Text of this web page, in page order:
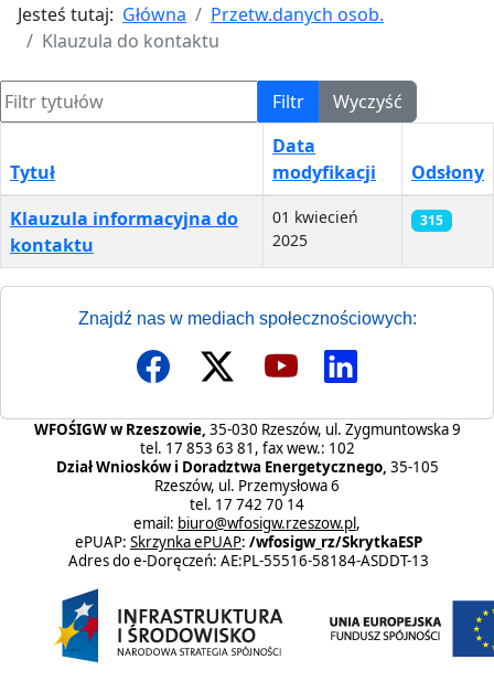
Jesteś tutaj: Główna
Przetw.danych osob.
Klauzula do kontaktu
Filtr tytułów Filtr Wyczyść
Spis artykułów
Tytuł
Data
modyfikacji
Odsłony
Klauzula informacyjna do
kontaktu
01 kwiecień
2025
315
Znajdź nas w mediach społecznościowych:
WFOŚIGW w Rzeszowie, 35-030 Rzeszów, ul. Zygmuntowska 9
tel. 17 853 63 81, fax wew.: 102
Dział Wniosków i Doradztwa Energetycznego, 35-105
Rzeszów, ul. Przemysłowa 6
tel. 17 742 70 14
email: biuro@wfosigw.rzeszow.pl,
ePUAP: Skrzynka ePUAP: /wfosigw_rz/SkrytkaESP
Adres do e-Doręczeń: AE:PL-55516-58184-ASDDT-13